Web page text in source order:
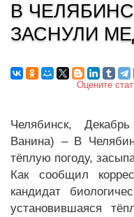
В
ЗАСНУЛИ
Оцените
Челябинск,
Ванина) – В
тёплую погоду,
Как сообщил
кандидат
установившаяся